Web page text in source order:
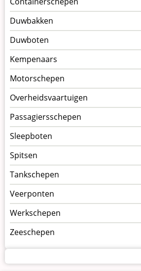
Duwbakken
Duwboten
Kempenaars
Motorschepen
Overheidsvaartuigen
Passagiersschepen
Sleepboten
Spitsen
Tankschepen
Veerponten
Werkschepen
Zeeschepen